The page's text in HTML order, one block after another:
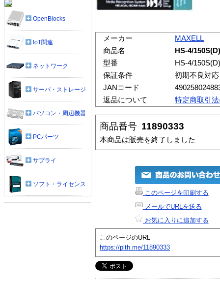
メーカー
MAXELL
商品名
HS-4/150S(D)
型番
HS-4/150S(D)
保証条件
初期不良対
JANコード
返品について
特定商取引
商品番号 11890333
本商品は販売を終了しました
このページを印刷する
メールでURLを送る
お気に入りに追加する
このページのURL
https://plth.me/11890333
OpenBlocks
IoT関連
ネットワーク
サーバ・ストレージ
パソコン・周辺機器
PCパーツ
サプライ
ソフト・ライセンス